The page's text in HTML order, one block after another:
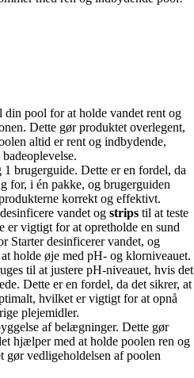
pool for at holde vandet rent og
Dette gør produktet overlegent,
altid er rent og indbydende,
brugerguide. Dette er en fordel, da
for, i én pakke, og brugerguiden
korrekt og effektivt.
vandet og strips til at teste
er vigtigt for at opretholde en sund
Starter desinficerer vandet, og
holde øje med pH- og klorniveauet.
til at justere pH-niveauet, hvis det
Dette er en fordel, da det sikrer, at
hvilket er vigtigt for at opnå
plejemidler.
af belægninger. Dette gør
hjælper med at holde poolen ren og
vedligeholdelsen af poolen